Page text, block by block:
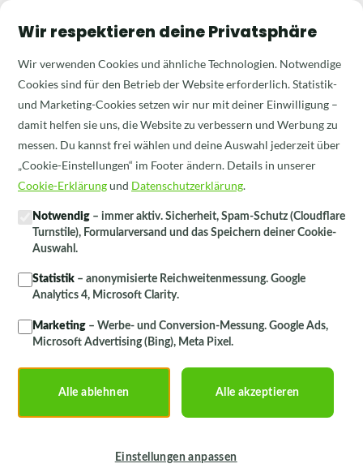
Wir respektieren deine Privatsphäre
Wir verwenden Cookies und ähnliche Technologien. Notwendige
Cookies sind für den Betrieb der Website erforderlich. Statistik-
und Marketing-Cookies setzen wir nur mit deiner Einwilligung –
damit helfen sie uns, die Website zu verbessern und Werbung zu
messen. Du kannst frei wählen und deine Auswahl jederzeit über
„Cookie-Einstellungen“ im Footer ändern. Details in unserer
Cookie-Erklärungund Datenschutzerklärung.
Notwendig – immer aktiv. Sicherheit, Spam-Schutz (Cloudflare
Turnstile), Formularversand und das Speichern deiner Cookie-
Auswahl.
Statistik – anonymisierte Reichweitenmessung. Google
Analytics 4, Microsoft Clarity.
Marketing – Werbe- und Conversion-Messung. Google Ads,
Microsoft Advertising (Bing), Meta Pixel.
Alle ablehnen Alle akzeptieren
Einstellungen anpassen
MALER & HANDWERKER · KÖLN · ALLE VEEDEL
Maler in Köln — in jedem
Veedel für dich da
Ob Ehrenfeld, Sülz, Nippes, Deutz oder Porz: Wir streichen,
tapezieren und renovieren in deinem Kölner Stadtteil — mit
einer sauberen Baustelle.
Sauber abgedeckt